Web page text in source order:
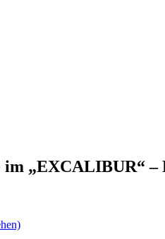
im „EXCALIBUR“ –